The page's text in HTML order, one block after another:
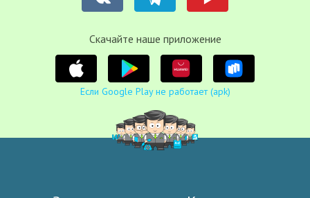
Cкачайте наше приложение
Если Google Play не работает (apk)